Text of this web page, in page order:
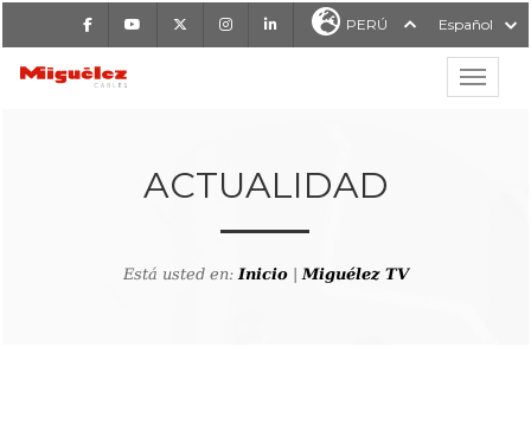
FacebookYoutube InstagramLinkedIn PERÚ Español
MIGUÉLEZ CABLES
ACTUALIDAD
Está usted en:Inicio|Miguélez TV